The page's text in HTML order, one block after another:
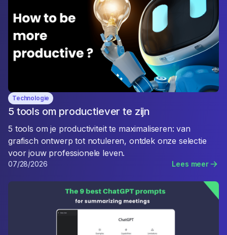
Technologie
5 tools om productiever te zijn
5 tools om je productiviteit te maximaliseren: van
grafisch ontwerp tot notuleren, ontdek onze selectie
voor jouw professionele leven.
07/28/2026 Lees meer